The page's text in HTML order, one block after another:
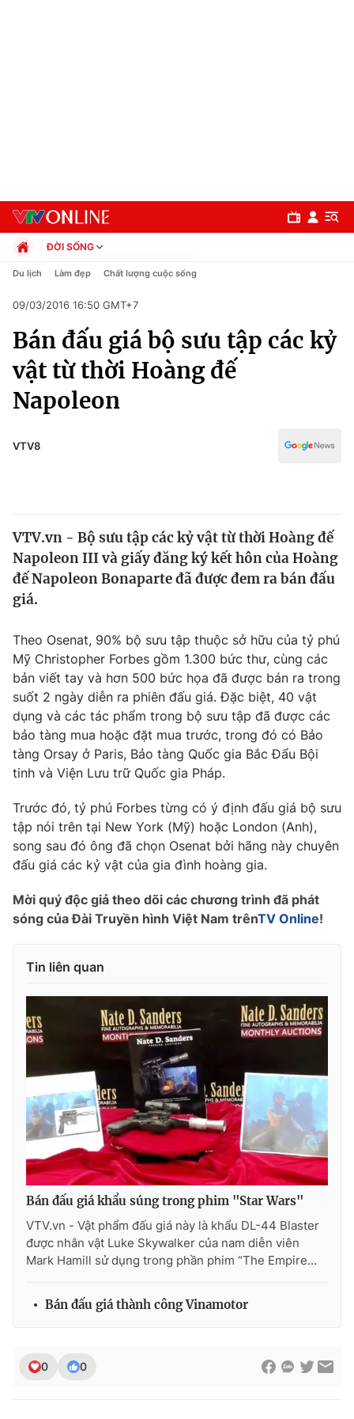
Chuyên mục
Chính trị
Xã hội
Pháp luật
Thế giới
Tin tức
Thế giới đó đây
Câu chuyện quốc tế
Kinh tế
Thị trường
Góc doanh nghiệp
Dữ liệu và đời sống
Truyền hình
Phim VTV
Hậu trường
Nhân vật
Khán giả
Giải sao mai
Giải trí
Điện ảnh
Sao
Đời sống
Du lịch
Làm đẹp
Chất lượng cuộc sống
Giáo dục
Tuyển sinh
Công nghệ
Hitech Công nghệ tương lai
Sản phẩm
Thị trường
Tư vấn
Giao lưu trực tuyến
Chuyên mục khác
Emagazine Podcast
Photo Infographic
Video Shorts video
VTV Money VTV Thể thao
VTV Sức khoẻ Bất động sản
VTV9
ĐỜI SỐNG
Chính trị
Pháp luật
Kinh tế
Thể thao
Truyền hình
Văn hóa - Giải trí
Du lịch Làm đẹp Chất lượng cuộc sống
09/03/2016 16:50 GMT+7
Bán đấu giá bộ sưu tập các kỷ
vật từ thời Hoàng đế
Napoleon
VTV8
VTV.vn - Bộ sưu tập các kỷ vật từ thời Hoàng đế
Napoleon III và giấy đăng ký kết hôn của Hoàng
đế Napoleon Bonaparte đã được đem ra bán đấu
giá.
Theo Osenat, 90% bộ sưu tập thuộc sở hữu của tỷ phú
Mỹ Christopher Forbes gồm 1.300 bức thư, cùng các
bản viết tay và hơn 500 bức họa đã được bán ra trong
suốt 2 ngày diễn ra phiên đấu giá. Đặc biệt, 40 vật
dụng và các tác phẩm trong bộ sưu tập đã được các
bảo tàng mua hoặc đặt mua trước, trong đó có Bảo
tàng Orsay ở Paris, Bảo tàng Quốc gia Bắc Đẩu Bội
tinh và Viện Lưu trữ Quốc gia Pháp.
Trước đó, tỷ phú Forbes từng có ý định đấu giá bộ sưu
tập nói trên tại New York (Mỹ) hoặc London (Anh),
song sau đó ông đã chọn Osenat bởi hãng này chuyên
đấu giá các kỷ vật của gia đình hoàng gia.
Mời quý độc giả theo dõi các chương trình đã phát
sóng của Đài Truyền hình Việt Nam trênTV Online!
Tin liên quan
Bán đấu giá khẩu súng trong phim "Star Wars"
VTV.vn - Vật phẩm đấu giá này là khẩu DL-44 Blaster
được nhân vật Luke Skywalker của nam diễn viên
Mark Hamill sử dụng trong phần phim “The Empire...
Bán đấu giá thành công Vinamotor
0 0